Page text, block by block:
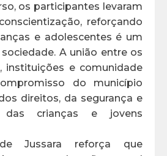
os participantes levaram
reforçando
e adolescentes é um
A união entre os
instituições e comunidade
do município
direitos, da segurança e
das crianças e jovens
Jussara reforça que